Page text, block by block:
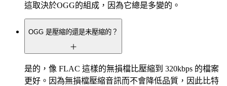
這取決於OGG的組成，因為它總是多變的。
OGG 是壓縮的還是未壓縮的？
是的，像 FLAC 這樣的無損檔比壓縮到 320kbps 的檔案
更好。因為無損檔壓縮音訊而不會降低品質，因此比特